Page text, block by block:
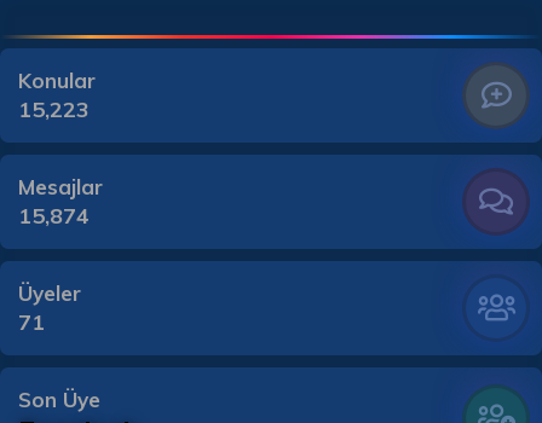
Konular
15,223
Mesajlar
15,874
Üyeler
71
Son Üye